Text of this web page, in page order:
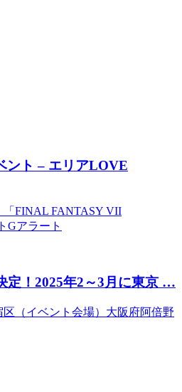
ント – エリアLOVE
「FINAL FANTASY VII
Gアラート
定！2025年2～3月に東京 …
（イベント会場）大阪府阿倍野